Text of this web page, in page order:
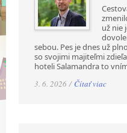
už nie
sebou. Pes je dnes už
so svojimi majiteľmi
hoteli Salamandra to
3. 6. 2026 / Čítať viac